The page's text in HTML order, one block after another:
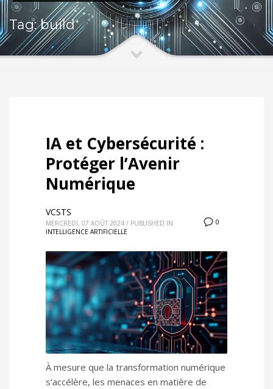
Tag: build
IA et Cybersécurité :
Protéger l’Avenir
Numérique
0
VCSTS
MERCREDI, 07 AOÛT 2024 / PUBLISHED IN
INTELLIGENCE ARTIFICIELLE
À mesure que la transformation numérique
s’accélère, les menaces en matière de